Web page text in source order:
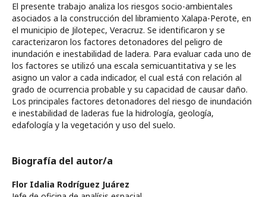
El presente trabajo analiza los riesgos socio-ambientales
asociados a la construcción del libramiento Xalapa-Perote, en
el municipio de Jilotepec, Veracruz. Se identificaron y se
caracterizaron los factores detonadores del peligro de
inundación e inestabilidad de ladera. Para evaluar cada uno de
los factores se utilizó una escala semicuantitativa y se les
asigno un valor a cada indicador, el cual está con relación al
grado de ocurrencia probable y su capacidad de causar daño.
Los principales factores detonadores del riesgo de inundación
e inestabilidad de laderas fue la hidrología, geología,
edafología y la vegetación y uso del suelo.
Biografía del autor/a
Flor Idalia Rodríguez Juárez